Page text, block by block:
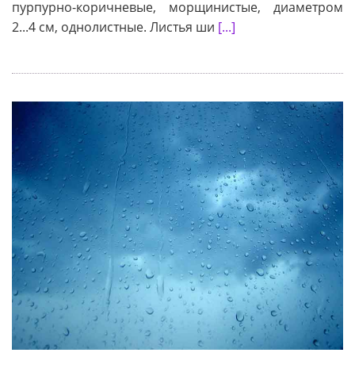
пурпурно-коричневые, морщинистые, диаметром
2...4 см, однолистные. Листья ши [...]